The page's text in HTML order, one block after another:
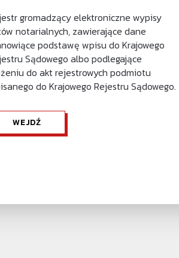
gromadzący elektroniczne wypisy
notarialnych, zawierające dane
podstawę wpisu do Krajowego
Sądowego albo podlegające
do akt rejestrowych podmiotu
do Krajowego Rejestru Sądowego.
WEJDŹ